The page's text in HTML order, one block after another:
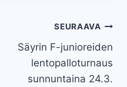
SEURAAVA
Säyrin F-junioreiden
lentopalloturnaus
sunnuntaina 24.3.